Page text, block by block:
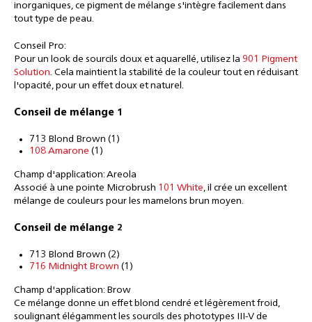
inorganiques, ce pigment de mélange s'intègre facilement dans
tout type de peau.
Conseil Pro:
Pour un look de sourcils doux et aquarellé, utilisez la 901 Pigment
Solution. Cela maintient la stabilité de la couleur tout en réduisant
l'opacité, pour un effet doux et naturel.
Conseil de mélange 1
713 Blond Brown (1)
108 Amarone (1)
Champ d'application: Areola
Associé à une pointe Microbrush 101 White, il crée un excellent
mélange de couleurs pour les mamelons brun moyen.
Conseil de mélange 2
713 Blond Brown (2)
716 Midnight Brown (1)
Champ d'application: Brow
Ce mélange donne un effet blond cendré et légèrement froid,
soulignant élégamment les sourcils des phototypes III-V de